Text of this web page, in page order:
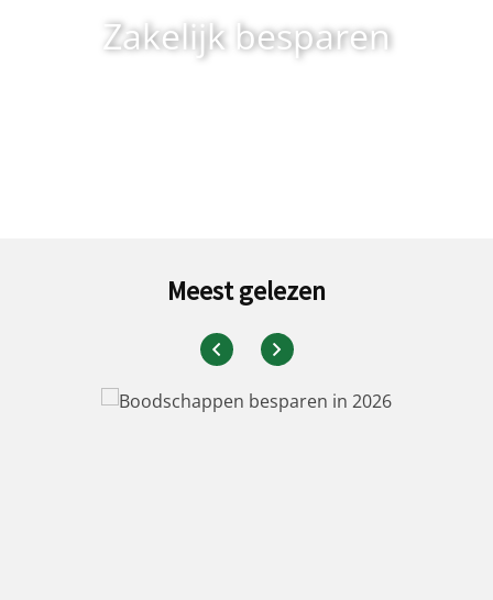
Zakelijk besparen
Meest gelezen